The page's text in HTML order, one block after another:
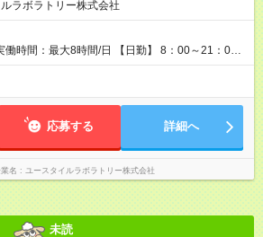
間あり 試用期間の長さ：2ヶ月 ※ 雇用形態と給
と異なる部分があります。 雇用形態：本採用時
与：月給 254,700円 ～ 343,700円
ラボラトリー株式会社
働時間：最大8時間/日 【日勤】 8：00～21：00
例 ＊＊ ■8時から17時 ■9時から18時 ■10時か
応募する 詳細へ
名 ユースタイルラボラトリー株式会社
未読